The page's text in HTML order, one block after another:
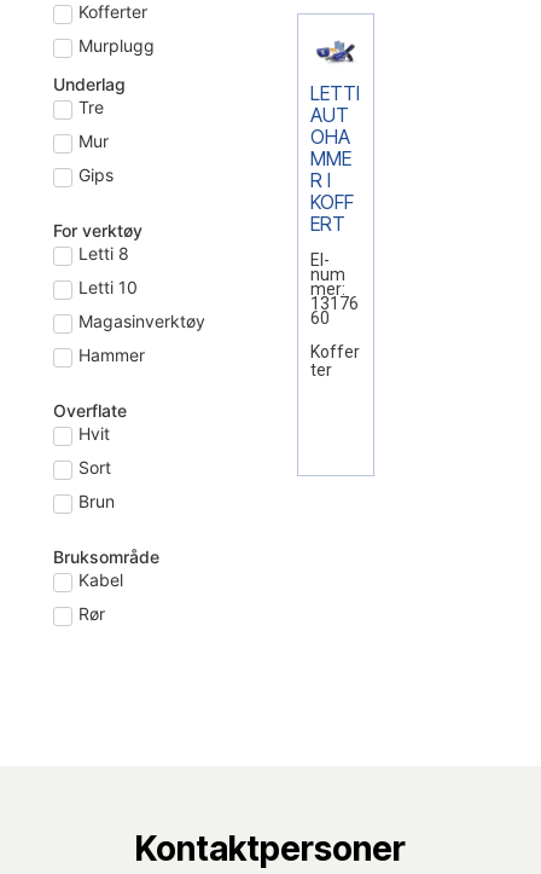
Kofferter
Murplugg
Underlag
Tre
Mur
Gips
For verktøy
Letti 8
Letti 10
Magasinverktøy
Hammer
Overflate
Hvit
Sort
Brun
Bruksområde
Kabel
Rør
LETTI
AUT
OHA
MME
R I
KOFF
ERT
El-
num
mer:
13176
60
Koffer
ter
Kontaktpersoner